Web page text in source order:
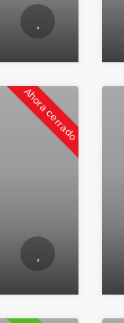
Ahora cerrado